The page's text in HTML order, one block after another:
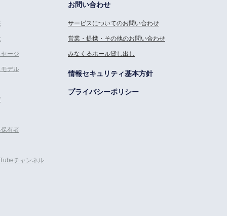
ージ
デル
有者
チャンネル
お問い合わせ
サービスについてのお問い合わせ
営業・提携・その他のお問い合わせ
みなくるホール貸し出し
情報セキュリティ基本方針
プライバシーポリシー